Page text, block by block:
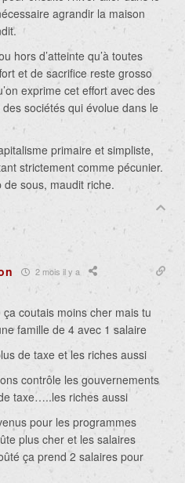
agrandir la maison
hors d’atteinte qu’à toutes
et de sacrifice reste grosso
exprime cet effort avec des
sociétés qui évolue dans le
primaire et simpliste,
strictement comme pécunier.
de sous, maudit riche.
2 mois il y a
coutais moins cher mais tu
famille de 4 avec 1 salaire
de taxe et les riches aussi
contrôle les gouvernements
taxe…..les riches aussi
pour les programmes
plus cher et les salaires
ça prend 2 salaires pour